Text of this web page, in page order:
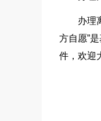
办理
方自愿”
件，欢迎